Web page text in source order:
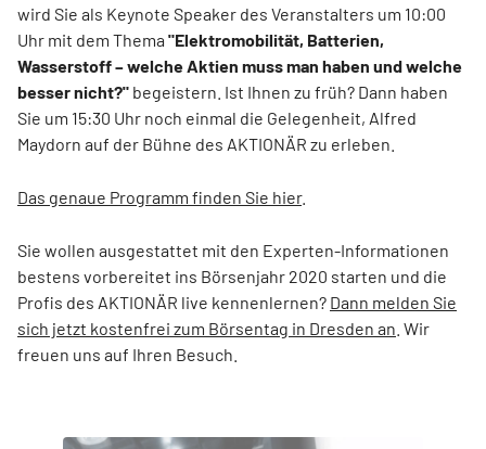
wird Sie als Keynote Speaker des Veranstalters um 10:00
Uhr mit dem Thema "Elektromobilität, Batterien,
Wasserstoff – welche Aktien muss man haben und welche
besser nicht?" begeistern. Ist Ihnen zu früh? Dann haben
Sie um 15:30 Uhr noch einmal die Gelegenheit, Alfred
Maydorn auf der Bühne des AKTIONÄR zu erleben.
Das genaue Programm finden Sie hier.
Sie wollen ausgestattet mit den Experten-Informationen
bestens vorbereitet ins Börsenjahr 2020 starten und die
Profis des AKTIONÄR live kennenlernen? Dann melden Sie
sich jetzt kostenfrei zum Börsentag in Dresden an . Wir
freuen uns auf Ihren Besuch.